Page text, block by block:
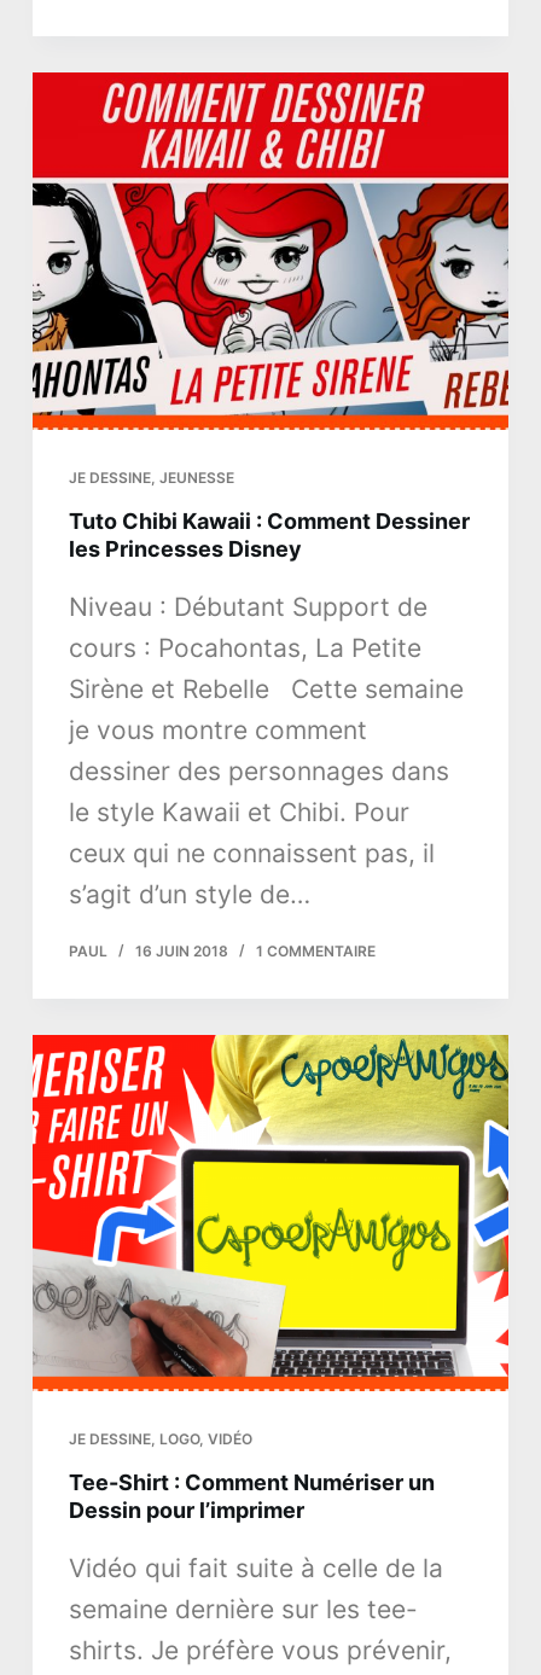
JE DESSINE, JEUNESSE
Tuto Chibi Kawaii : Comment Dessiner
les Princesses Disney
Niveau : Débutant Support de
cours : Pocahontas, La Petite
Sirène et Rebelle Cette semaine
je vous montre comment
dessiner des personnages dans
le style Kawaii et Chibi. Pour
ceux qui ne connaissent pas, il
s’agit d’un style de…
PAUL 16 JUIN 2018 1 COMMENTAIRE
JE DESSINE, LOGO, VIDÉO
Tee-Shirt : Comment Numériser un
Dessin pour l’imprimer
Vidéo qui fait suite à celle de la
semaine dernière sur les tee-
shirts. Je préfère vous prévenir,